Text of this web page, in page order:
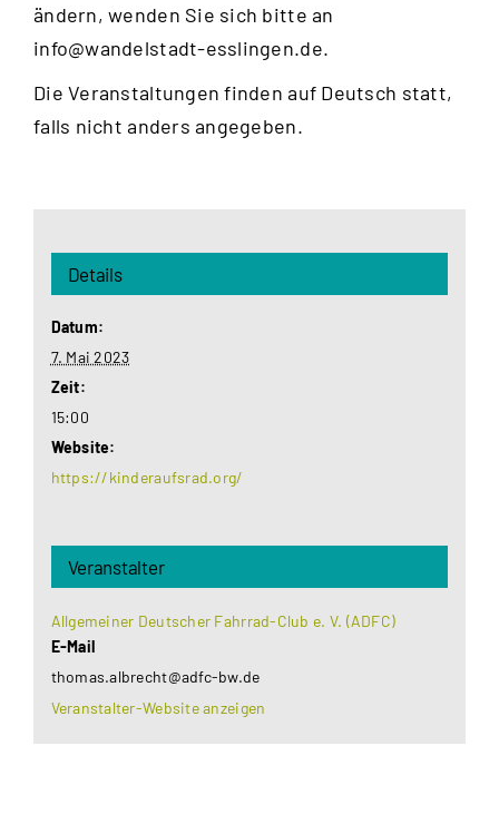
ändern, wenden Sie sich bitte an
info@wandelstadt-esslingen.de.
Die Veranstaltungen finden auf Deutsch statt,
falls nicht anders angegeben.
Details
Datum:
7. Mai 2023
Zeit:
15:00
Website:
https://kinderaufsrad.org/
Veranstalter
Allgemeiner Deutscher Fahrrad-Club e. V. (ADFC)
E-Mail
thomas.albrecht@adfc-bw.de
Veranstalter-Website anzeigen